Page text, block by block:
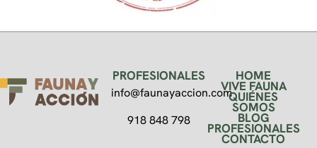
PROFESIONALES
info@faunayaccion.com
918 848 798
HOME
VIVE FAUNA
QUIÉNES
SOMOS
BLOG
PROFESIONALES
CONTACTO